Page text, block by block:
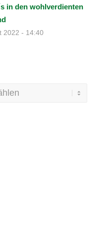
in den wohlverdienten
2022 - 14:40